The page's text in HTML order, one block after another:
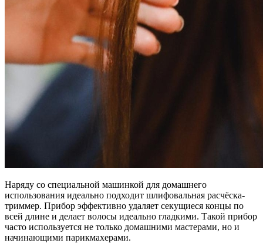
Наряду со специальной машинкой для домашнего
использования идеально подходит шлифовальная расчёска-
триммер. Прибор эффективно удаляет секущиеся концы по
всей длине и делает волосы идеально гладкими. Такой прибор
часто используется не только домашними мастерами, но и
начинающими парикмахерами.